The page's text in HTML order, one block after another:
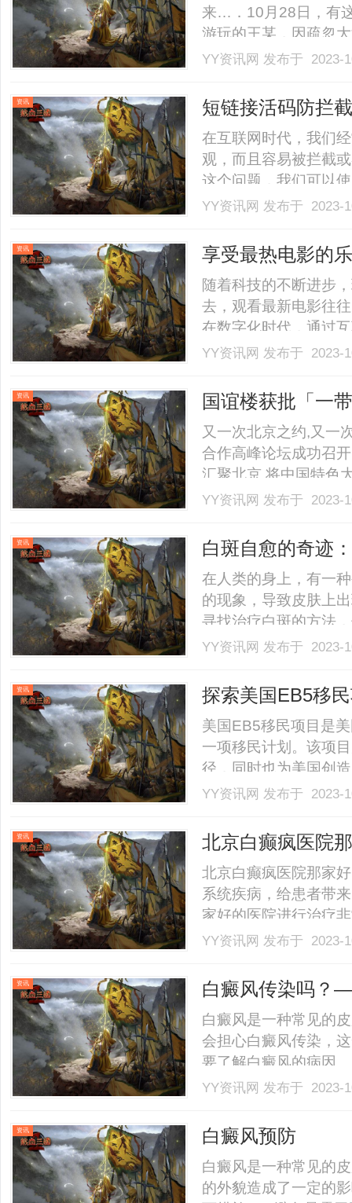
来…．10月28日，有
游玩的王某，因疏忽
场公安帮助找回。原
酒店后才发现行李没
某.........
YY资讯网 发布于 2023-
资讯
短链接活码防拦
速、安全
在互联网时代，我们
观，而且容易被拦截
这个问题，我们可以
稳定、快速、安全。
防红防拦截等操作，
还.........
YY资讯网 发布于 2023-
资讯 享受最热电影的
随着科技的不断进步
去，观看最新电影往
在数字化时代，通过
0959影视免费在线观
科幻片还是喜剧片，
YY资讯网 发布于 2023-
资讯
国谊楼获批「一
之路，见证大国
又一次北京之约,又一
合作高峰论坛成功召
汇聚北京,将中国特色
一路”倡议提出十周年
来越亮眼的璀璨成果
YY资讯网 发布于 2023-
资讯 白斑自愈的奇迹
在人类的身上，有一
的现象，导致皮肤上
寻找治疗白斑的方法
叫杰夫的年轻人却通
手臂和腿上都出现了
自.........
YY资讯网 发布于 2023-
资讯 探索美国EB5移
美国EB5移民项目是
一项移民计划。该项
径，同时也为美国创
了许多机遇，但也面
资者来说是一项巨大
领.........
YY资讯网 发布于 2023-
资讯 北京白癫疯医院
北京白癫疯医院那家
系统疾病，给患者带
家好的医院进行治疗
院比较好呢？首先，
们能够提供专业、个
合.........
YY资讯网 发布于 2023-
资讯 白癜风传染吗？
白癜风是一种常见的
会担心白癜风传染，
要了解白癜风的病因
皮肤病，与感染无关
虽然白癜风不会通过
能.........
YY资讯网 发布于 2023-
资讯 白癜风预防
白癜风是一种常见的
的外貌造成了一定的